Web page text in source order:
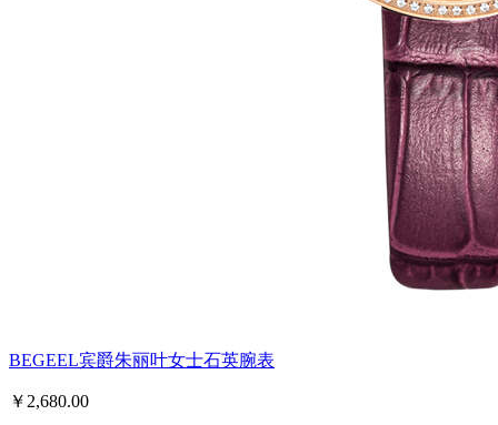
BEGEEL宾爵朱丽叶女士石英腕表
￥2,680.00